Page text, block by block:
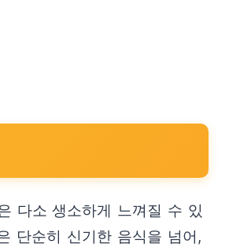
다소 생소하게 느껴질 수 있
단순히 신기한 음식을 넘어,